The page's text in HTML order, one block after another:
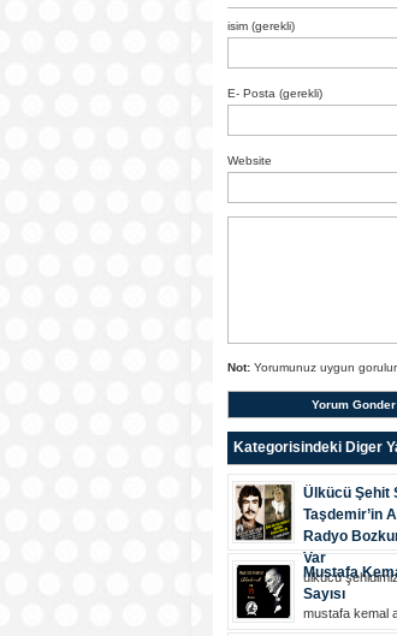
isim (gerekli)
E- Posta (gerekli)
Website
Not:Yorumunuz uygun
Kategorisindeki Diger
Ülkücü Şehit
Taşdemir’in
Radyo
Var
ülkücü
Mustafa
Sayısı
mustafa kemal